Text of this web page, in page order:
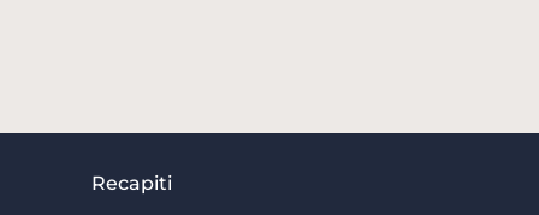
Recapiti